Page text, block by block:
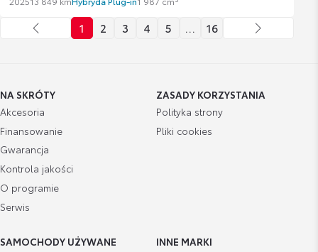
1 2 3 4 5 … 16
NA SKRÓTY
Akcesoria
Finansowanie
Gwarancja
Kontrola jakości
O programie
Serwis
ZASADY KORZYSTANIA
Polityka strony
Pliki cookies
SAMOCHODY UŻYWANE
INNE MARKI